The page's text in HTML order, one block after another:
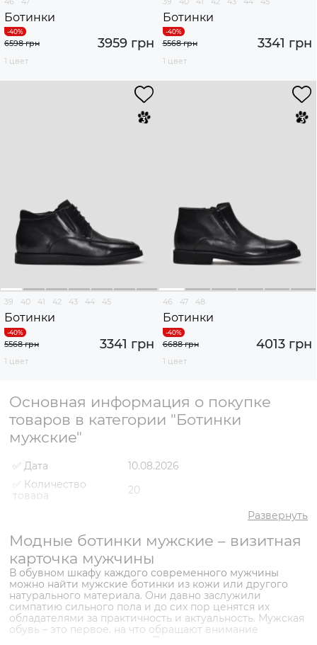
Ботинки
3959 грн
6598 грн
1 цвет
Ботинки
3341 грн
5568 грн
1 цвет
39 40 41 42 43 44 45
Ботинки
3341 грн
5568 грн
1 цвет
46 47 48
Ботинки
4013 грн
6688 грн
1 цвет
Основная информация о покупке
товаров в категории "Ботинки
мужские"
✅ Дата
10.08.2026
✅ Количество
товара
20
✅ Самый дешевый
товар
2759 грн
✅ Самый дорогой
товар
6658 грн
✅ Самый
популярный товар
Ботинки VS000091573
Коричневый - 2759 грн
Развернуть
Модные ботинки мужские – визитная
карточка мужчины
В обувном шкафу каждого современного мужчины
можно найти мужские ботинки из кожи или другого
натурального материала. Они давно заслужили
симпатию сильного пола и до сих пор ценятся их
обладателями за практичность и актуальность. Мужская
обувь – это первое, на что обращают внимание
женщины при знакомстве. Поэтому настоящему